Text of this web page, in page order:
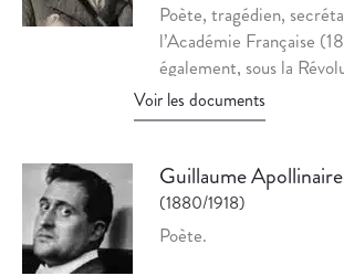
Poète, tragédien,
l’Académie Française
également, sous la
conseil des Cinq-Cents
Tribunat.
Voir les documents
Guillaume Apollinaire
(1880/1918)
Poète.